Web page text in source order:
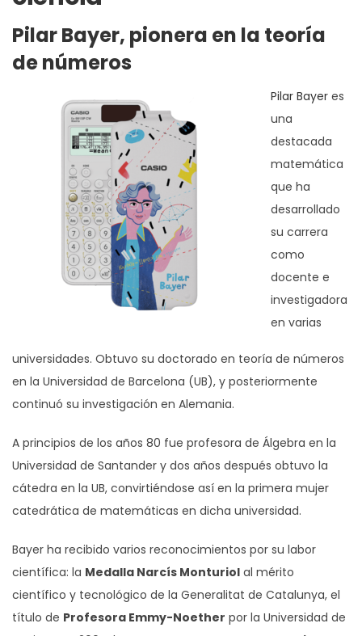
Pilar Bayer, pionera en la teoría
de números
Pilar Bayer es
una
destacada
matemática
que ha
desarrollado
su carrera
como
docente e
investigadora
en varias
universidades. Obtuvo su doctorado en teoría de números
en la Universidad de Barcelona (UB), y posteriormente
continuó su investigación en Alemania.
A principios de los años 80 fue profesora de Álgebra en la
Universidad de Santander y dos años después obtuvo la
cátedra en la UB, convirtiéndose así en la primera mujer
catedrática de matemáticas en dicha universidad.
Bayer ha recibido varios reconocimientos por su labor
científica: la Medalla Narcís Monturiol al mérito
científico y tecnológico de la Generalitat de Catalunya, el
título de Profesora Emmy-Noether por la Universidad de